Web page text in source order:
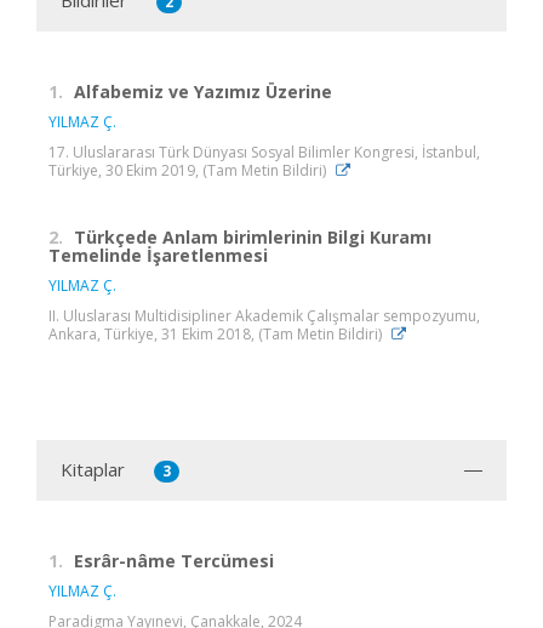
1. Alfabemiz ve Yazımız Üzerine
YILMAZ Ç.
17. Uluslararası Türk Dünyası Sosyal Bilimler Kongresi, İstanbul,
Türkiye, 30 Ekim 2019, (Tam Metin Bildiri)
2. Türkçede Anlam birimlerinin Bilgi Kuramı
Temelinde İşaretlenmesi
YILMAZ Ç.
II. Uluslarası Multidisipliner Akademik Çalışmalar sempozyumu,
Ankara, Türkiye, 31 Ekim 2018, (Tam Metin Bildiri)
Kitaplar 3
1. Esrâr-nâme Tercümesi
YILMAZ Ç.
Paradigma Yayınevi, Çanakkale, 2024